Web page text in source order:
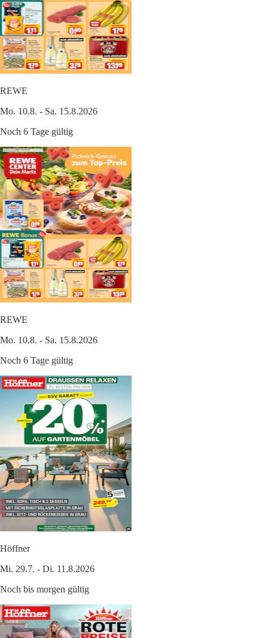
REWE
Mo. 10.8. - Sa. 15.8.2026
Noch 6 Tage gültig
REWE
Mo. 10.8. - Sa. 15.8.2026
Noch 6 Tage gültig
Höffner
Mi. 29.7. - Di. 11.8.2026
Noch bis morgen gültig